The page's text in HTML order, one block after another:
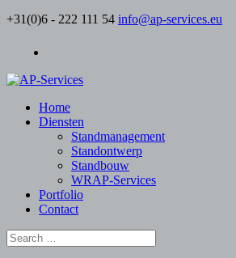
+31(0)6 - 222 111 54 info@ap-services.eu
Home
Diensten
Standmanagement
Standontwerp
Standbouw
WRAP-Services
Portfolio
Contact